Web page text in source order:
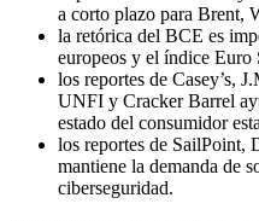
a corto plazo para Brent,
la retórica del BCE es
europeos y el índice Euro
los reportes de Casey’s,
UNFI y Cracker Barrel
estado del consumidor
los reportes de SailPoint,
mantiene la demanda de
ciberseguridad.